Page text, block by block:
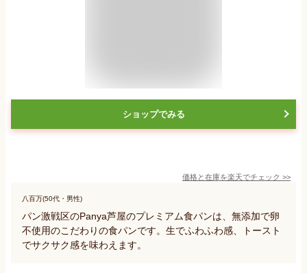
ショップでみる
価格と在庫を楽天でチェック >>
八百万(50代・男性)
パン激戦区のPanya芦屋のプレミアム食パンは、無添加で卵
不使用のこだわりの食パンです。生でふわふわ感、トースト
でサクサク感を味わえます。